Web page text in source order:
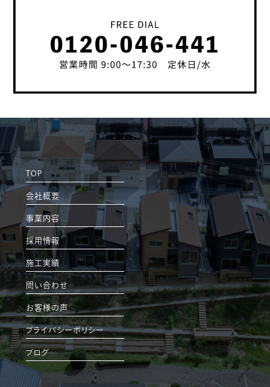
TOP
会社概要
事業内容
採用情報
施工実績
問い合わせ
お客様の声
プライバシーポリシー
ブログ